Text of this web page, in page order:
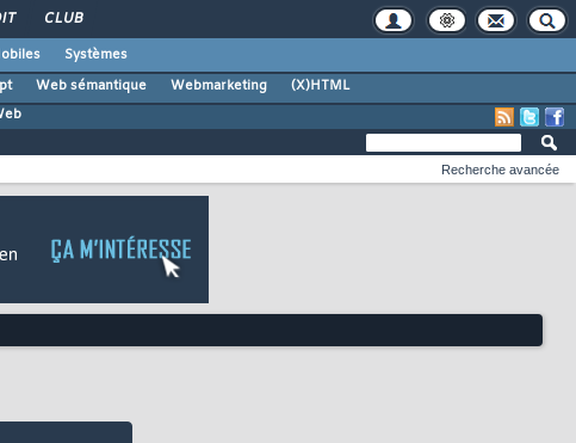
CLUB
Systèmes
Web sémantique Webmarketing
(X)HTML
Recherche avancée